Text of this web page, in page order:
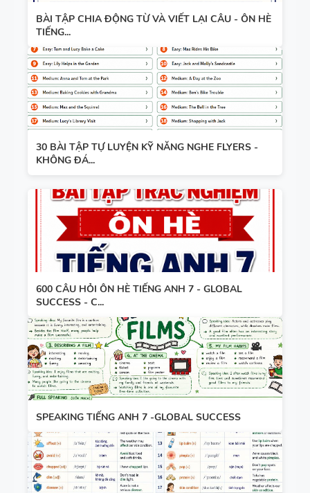
BÀI TẬP CHIA ĐỘNG TỪ VÀ VIẾT LẠI CÂU - ÔN HÈ
TIẾNG...
30 BÀI TẬP TỰ LUYỆN KỸ NĂNG NGHE FLYERS -
KHÔNG ĐÁ...
600 CÂU HỎI ÔN HÈ TIẾNG ANH 7 - GLOBAL
SUCCESS - C...
SPEAKING TIẾNG ANH 7 -GLOBAL SUCCESS